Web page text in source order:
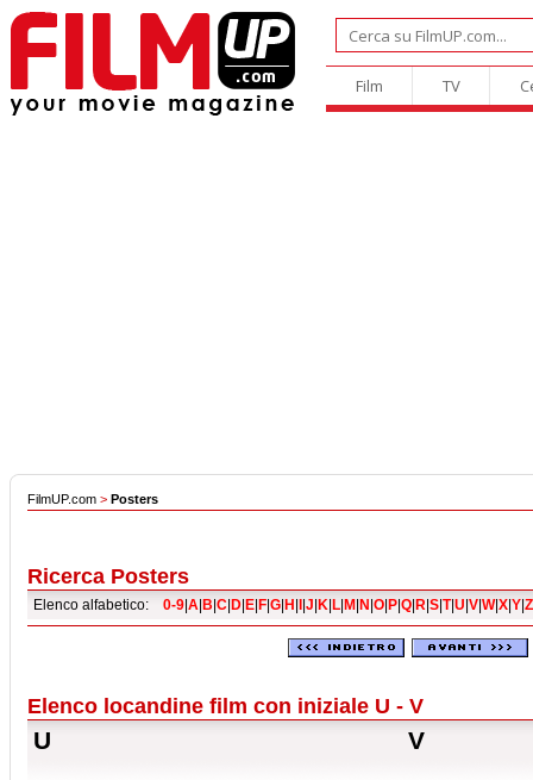
Film TV
FilmUP.com > Posters
Ricerca Posters
Elenco alfabetico: 0-9 A B C D E F G H J K L M N O P Q R S T|U V W|X Y Z
Elenco locandine film con iniziale U - V
U V